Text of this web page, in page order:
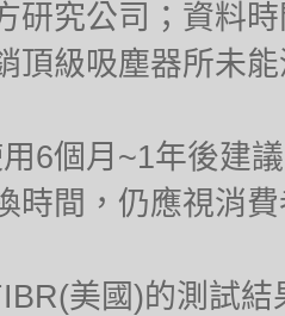
研究公司；資料
頂級吸塵器所未
6個月~1年後建
時間，仍應視消
美國)的測試